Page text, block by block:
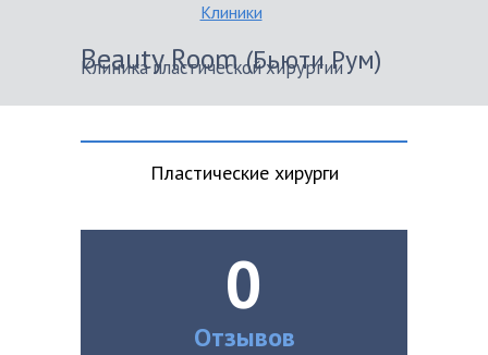
Клиники
Beauty Room (Бьюти Рум)
Клиника пластической хирургии
Пластические хирурги
0
Отзывов